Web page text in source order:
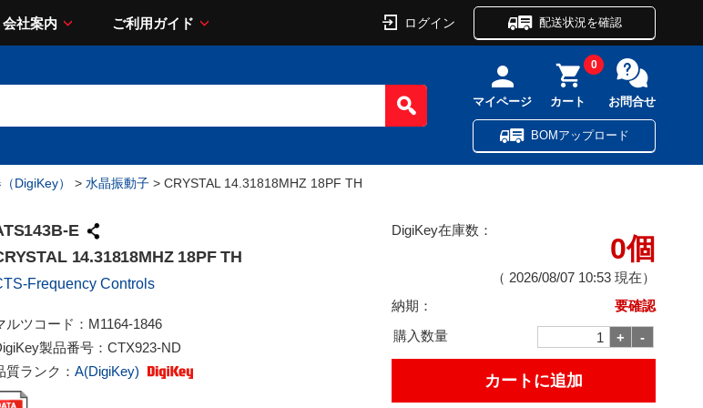
会社案内 ご利用ガイド ログイン 配送状況を確認
マイページ カート
0
お問合せ
BOMアップロード
DigiKey） > 水晶振動子 > CRYSTAL 14.31818MHZ 18PF TH
E
14.31818MHZ 18PF TH
Frequency Controls
ルツコード： M1164-1846
製品番号： CTX923-ND
質ランク： A(DigiKey)
DigiKey在庫数：
0個
（ 2026/08/07 10:53 現在）
納期：
要確認
購入数量